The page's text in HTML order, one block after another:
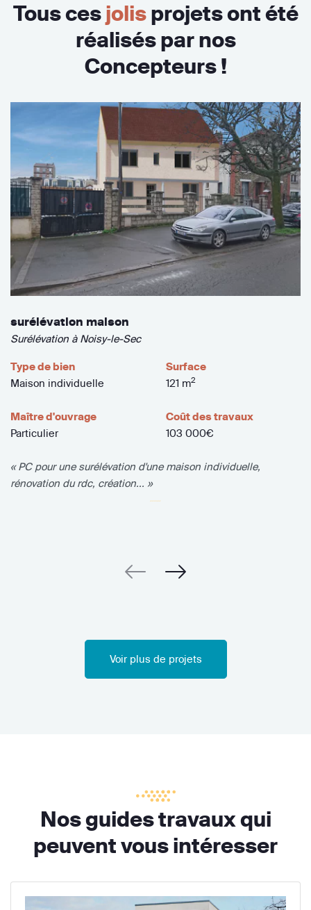
Tous cesjolisprojets ont été
réalisés par nos
Concepteurs !
surélévation maison
Surélévation à Noisy-le-Sec
Type de bien
Maison individuelle
Surface
121 m2
Maître d'ouvrage
Particulier
Coût des travaux
103 000€
« PC pour une surélévation d'une maison individuelle,
rénovation du rdc, création... »
Voir plus de projets
Nos guides travaux qui
peuvent vous intéresser